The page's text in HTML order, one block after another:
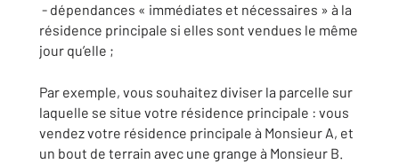
- dépendances « immédiates et nécessaires » à la
résidence principale si elles sont vendues le même
jour qu’elle ;
Par exemple, vous souhaitez diviser la parcelle sur
laquelle se situe votre résidence principale : vous
vendez votre résidence principale à Monsieur A, et
un bout de terrain avec une grange à Monsieur B.